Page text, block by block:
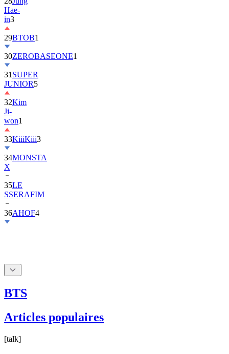
Hae-
in3
29BTOB1
30ZEROBASEONE1
31 SUPER
JUNIOR5
32Kim
Ji-
won1
33KiiiKiii3
34MONSTA
X
35LE
SSERAFIM
36AHOF4
BTS
Articles populaires
[talk]